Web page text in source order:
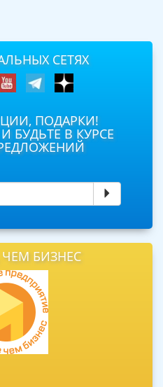
СЕТЯХ
ПОДАРКИ!
БУДЬТЕ В КУРСЕ
БИЗНЕС